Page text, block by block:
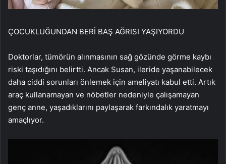
ÇOCUKLUĞUNDAN BERİ BAŞ AĞRISI YAŞIYORDU
Doktorlar, tümörün alınmasının sağ gözünde görme kaybı
riski taşıdığını belirtti. Ancak Susan, ileride yaşanabilecek
daha ciddi sorunları önlemek için ameliyatı kabul etti. Artık
araç kullanamayan ve nöbetler nedeniyle çalışamayan
genç anne, yaşadıklarını paylaşarak farkındalık yaratmayı
amaçlıyor.